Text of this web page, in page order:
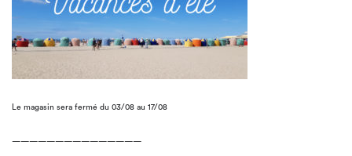
Le magasin sera fermé du 03/08 au 17/08
———————————————